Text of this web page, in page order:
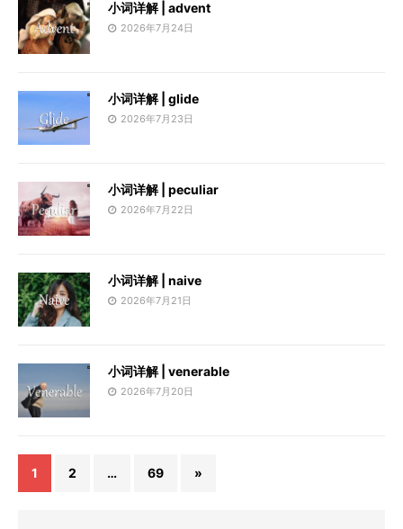
小词详解 | advent
2026年7月24日
小词详解 | glide
2026年7月23日
小词详解 | peculiar
2026年7月22日
小词详解 | naive
2026年7月21日
小词详解 | venerable
2026年7月20日
1 2 … 69 »